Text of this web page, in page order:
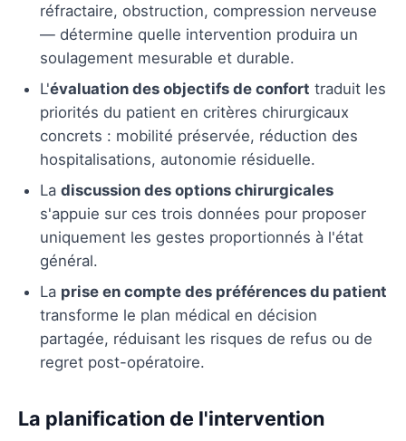
réfractaire, obstruction, compression nerveuse
— détermine quelle intervention produira un
soulagement mesurable et durable.
L'évaluation des objectifs de confort traduit les
priorités du patient en critères chirurgicaux
concrets : mobilité préservée, réduction des
hospitalisations, autonomie résiduelle.
La discussion des options chirurgicales
s'appuie sur ces trois données pour proposer
uniquement les gestes proportionnés à l'état
général.
La prise en compte des préférences du patient
transforme le plan médical en décision
partagée, réduisant les risques de refus ou de
regret post-opératoire.
La planification de l'intervention